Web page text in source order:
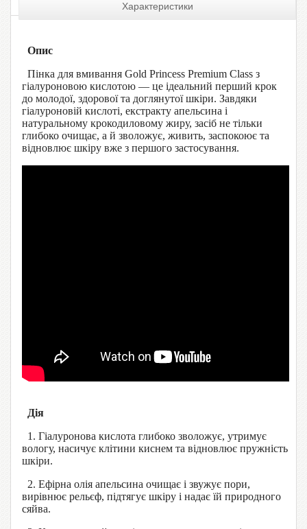
Характеристики
Опис
Пінка для вмивання Gold Princess Premium Class з
гіалуроновою кислотою — це ідеальний перший крок
до молодої, здорової та доглянутої шкіри. Завдяки
гіалуроновій кислоті, екстракту апельсина і
натуральному крокодиловому жиру, засіб не тільки
глибоко очищає, а й зволожує, живить, заспокоює та
відновлює шкіру вже з першого застосування.
Дія
1. Гіалуронова кислота глибоко зволожує, утримує
вологу, насичує клітини киснем та відновлює пружність
шкіри.
2. Ефірна олія апельсина очищає і звужує пори,
вирівнює рельєф, підтягує шкіру і надає їй природного
сяйва.